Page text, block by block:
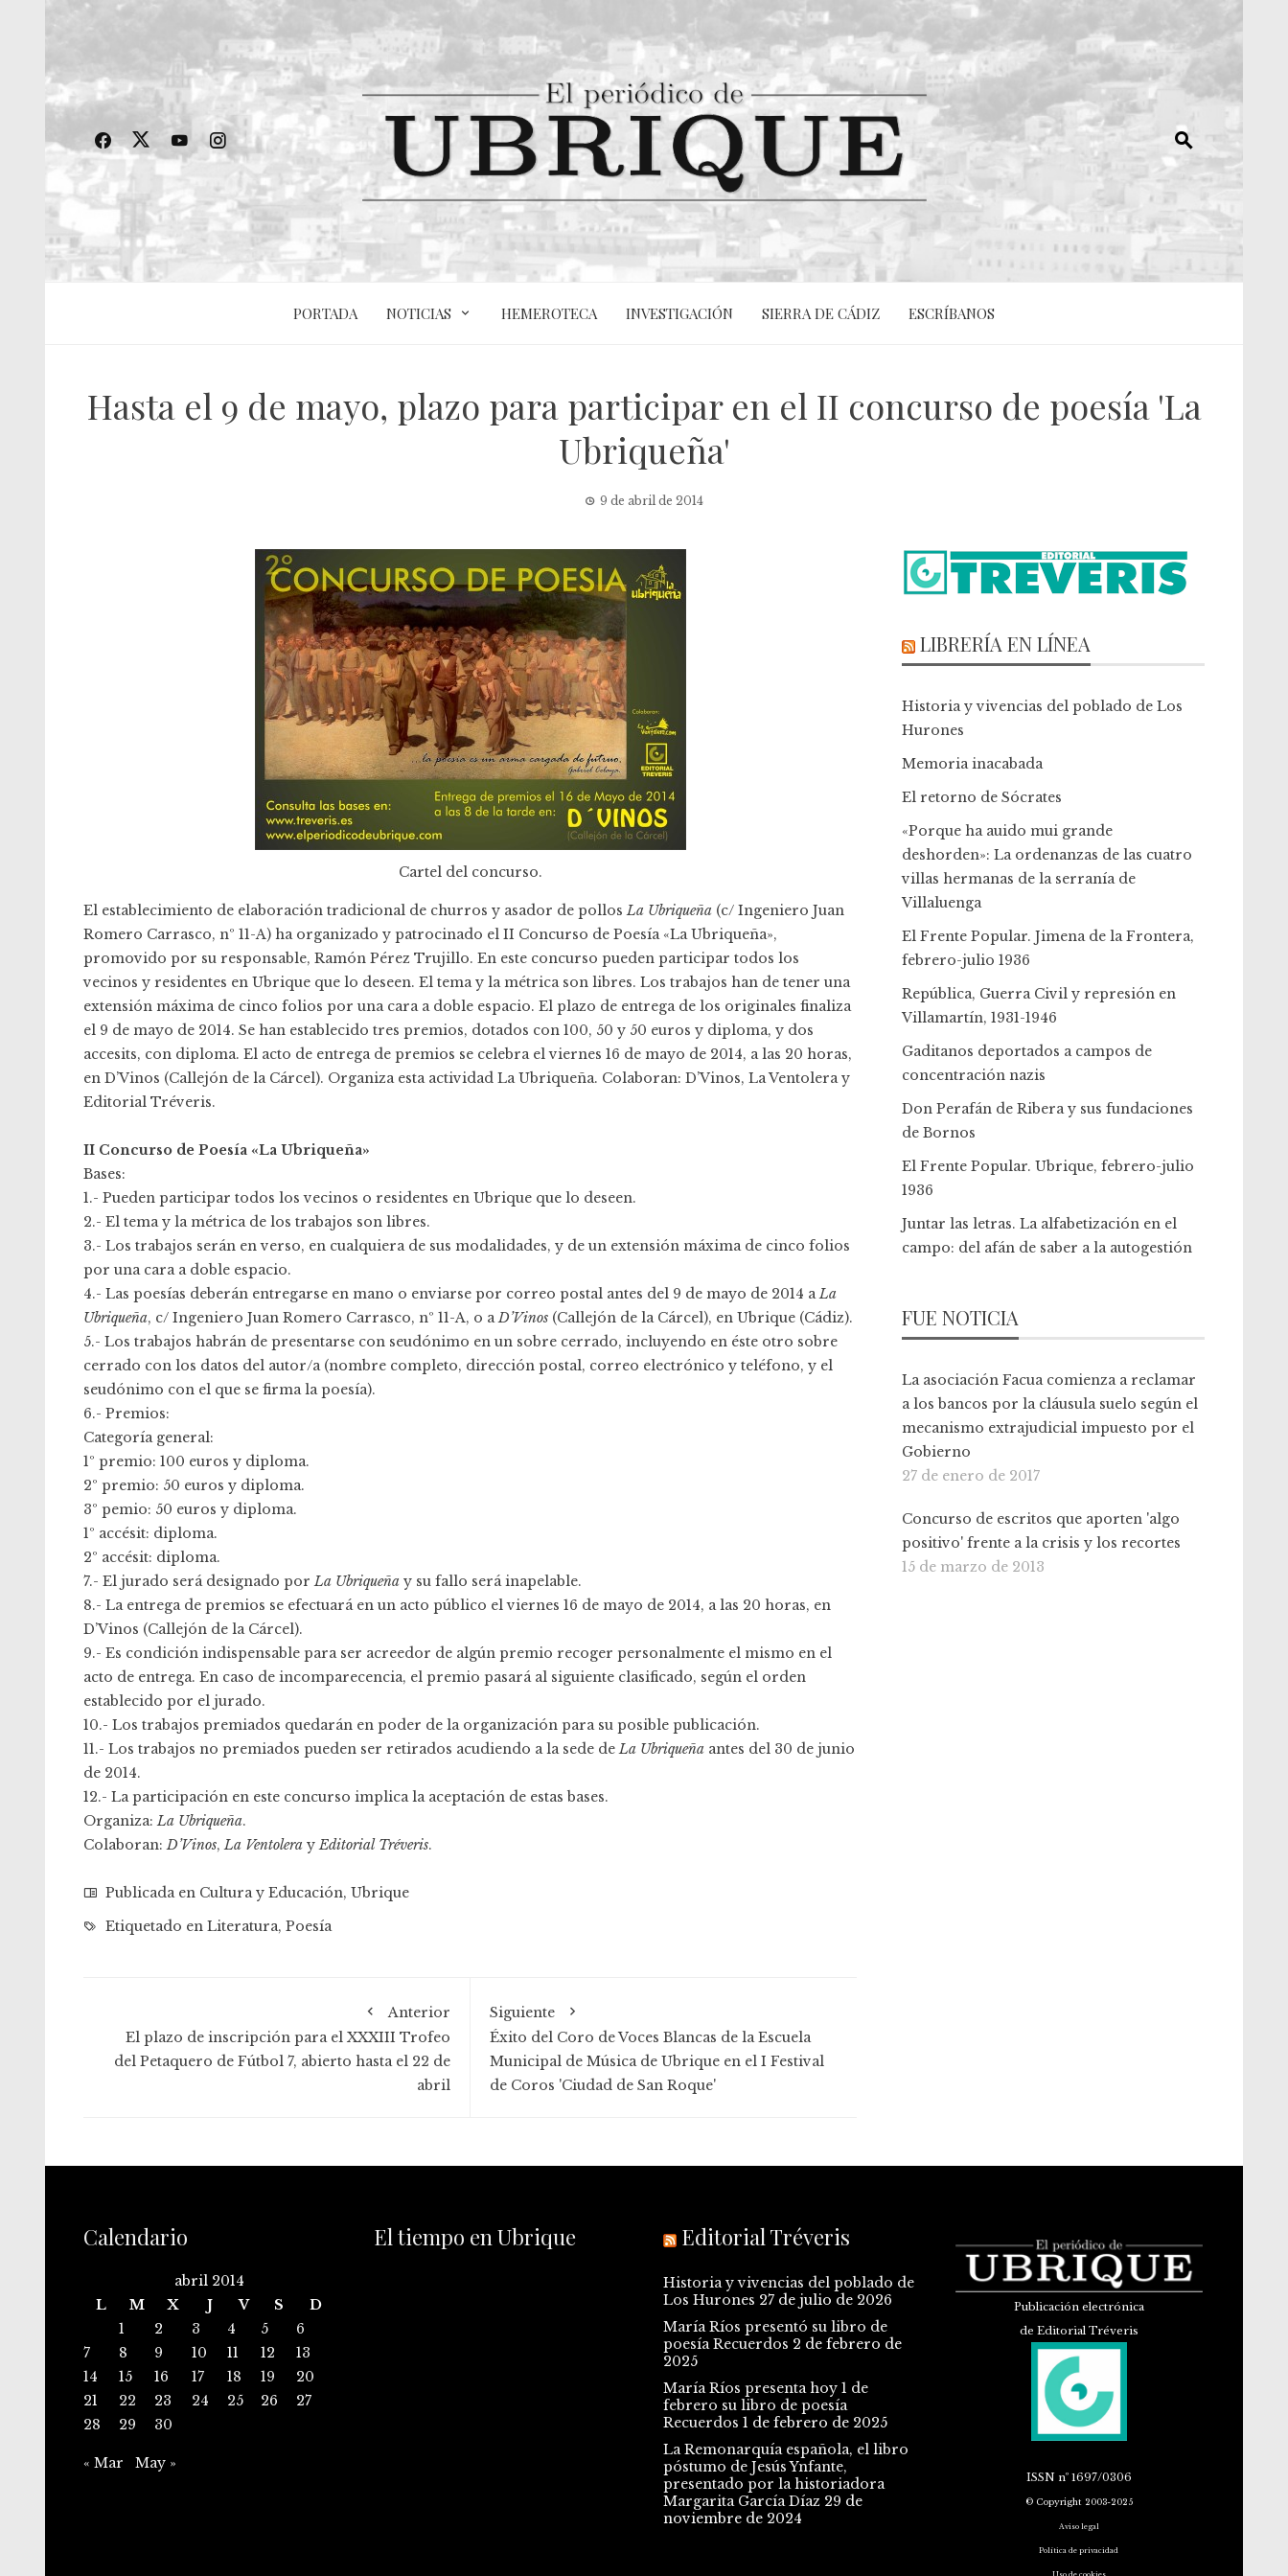
PORTADA NOTICIAS HEMEROTECA INVESTIGACIÓN SIERRA DE CÁDIZ ESCRÍBANOS
Hasta el 9 de mayo, plazo para participar en el II concurso de poesía 'La
Ubriqueña'
9 de abril de 2014
Cartel del concurso.
El establecimiento de elaboración tradicional de churros y asador de pollosLa Ubriqueña (c/ Ingeniero Juan
Romero Carrasco, nº 11-A) ha organizado y patrocinado el II Concurso de Poesía «La Ubriqueña»,
promovido por su responsable, Ramón Pérez Trujillo. En este concurso pueden participar todos los
vecinos y residentes en Ubrique que lo deseen. El tema y la métrica son libres. Los trabajos han de tener una
extensión máxima de cinco folios por una cara a doble espacio. El plazo de entrega de los originales finaliza
el 9 de mayo de 2014. Se han establecido tres premios, dotados con 100, 50 y 50 euros y diploma, y dos
accesits, con diploma. El acto de entrega de premios se celebra el viernes 16 de mayo de 2014, a las 20 horas,
en D’Vinos (Callejón de la Cárcel). Organiza esta actividad La Ubriqueña. Colaboran: D’Vinos, La Ventoleray
Editorial Tréveris.
II Concurso de Poesía «La Ubriqueña»
Bases:
1.- Pueden participar todos los vecinos o residentes en Ubrique que lo deseen.
2.- El tema y la métrica de los trabajos son libres.
3.- Los trabajos serán en verso, en cualquiera de sus modalidades, y de un extensión máxima de cinco folios
por una cara a doble espacio.
4.- Las poesías deberán entregarse en mano o enviarse por correo postal antes del 9 de mayo de 2014 aLa
Ubriqueña, c/ Ingeniero Juan Romero Carrasco, nº 11-A, o aD’Vinos (Callejón de la Cárcel), en Ubrique (Cádiz).
5.- Los trabajos habrán de presentarse con seudónimo en un sobre cerrado, incluyendo en éste otro sobre
cerrado con los datos del autor/a (nombre completo, dirección postal, correo electrónico y teléfono, y el
seudónimo con el que se firma la poesía).
6.- Premios:
Categoría general:
1º premio: 100 euros y diploma.
2º premio: 50 euros y diploma.
3º pemio: 50 euros y diploma.
1º accésit: diploma.
2º accésit: diploma.
7.- El jurado será designado porLa Ubriqueña y su fallo será inapelable.
8.- La entrega de premios se efectuará en un acto público el viernes 16 de mayo de 2014, a las 20 horas, en
D’Vinos (Callejón de la Cárcel).
9.- Es condición indispensable para ser acreedor de algún premio recoger personalmente el mismo en el
acto de entrega. En caso de incomparecencia, el premio pasará al siguiente clasificado, según el orden
establecido por el jurado.
10.- Los trabajos premiados quedarán en poder de la organización para su posible publicación.
11.- Los trabajos no premiados pueden ser retirados acudiendo a la sede deLa Ubriqueña antes del 30 de junio
de 2014.
12.- La participación en este concurso implica la aceptación de estas bases.
Organiza:La Ubriqueña.
Colaboran:D’Vinos,La Ventolera yEditorial Tréveris.
Publicada en Cultura y Educación, Ubrique
Etiquetado en Literatura, Poesía
Anterior
El plazo de inscripción para el XXXIII Trofeo
del Petaquero de Fútbol 7, abierto hasta el 22 de
abril
Siguiente
Éxito del Coro de Voces Blancas de la Escuela
Municipal de Música de Ubrique en el I Festival
de Coros 'Ciudad de San Roque'
LIBRERÍA EN LÍNEA
Historia y vivencias del poblado de Los
Hurones
Memoria inacabada
El retorno de Sócrates
«Porque ha auido mui grande
deshorden»: La ordenanzas de las cuatro
villas hermanas de la serranía de
Villaluenga
El Frente Popular. Jimena de la Frontera,
febrero-julio 1936
República, Guerra Civil y represión en
Villamartín, 1931-1946
Gaditanos deportados a campos de
concentración nazis
Don Perafán de Ribera y sus fundaciones
de Bornos
El Frente Popular. Ubrique, febrero-julio
1936
Juntar las letras. La alfabetización en el
campo: del afán de saber a la autogestión
FUE NOTICIA
La asociación Facua comienza a reclamar
a los bancos por la cláusula suelo según el
mecanismo extrajudicial impuesto por el
Gobierno
27 de enero de 2017
Concurso de escritos que aporten 'algo
positivo' frente a la crisis y los recortes
15 de marzo de 2013
Calendario
abril 2014
L
M X J V S
D
1
2 3 4 5
6
7
8 9 10 11 12
13
14
15 16 17 18 19
20
21
22 23 24 25 26
27
28
29 30
« Mar May »
El tiempo en Ubrique Editorial Tréveris
Historia y vivencias del poblado de
Los Hurones 27 de julio de 2026
María Ríos presentó su libro de
poesía Recuerdos 2 de febrero de
2025
María Ríos presenta hoy 1 de
febrero su libro de poesía
Recuerdos 1 de febrero de 2025
La Remonarquía española, el libro
póstumo de Jesús Ynfante,
presentado por la historiadora
Margarita García Díaz 29 de
noviembre de 2024
Publicación electrónica
de Editorial Tréveris
ISSNnº 1697/0306
© Copyright 2003-2025
Aviso legal
Política de privacidad